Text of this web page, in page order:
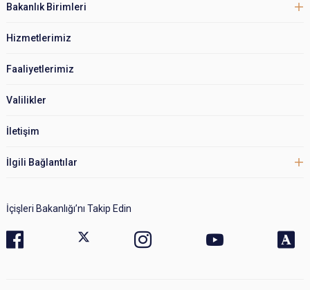
Bakanlık Birimleri
Hizmetlerimiz
Faaliyetlerimiz
Valilikler
İletişim
İlgili Bağlantılar
İçişleri Bakanlığı’nı Takip Edin